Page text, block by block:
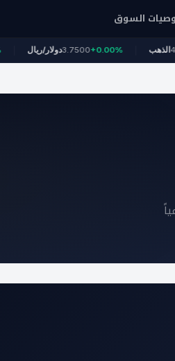
السوق
دولار/3.7500+0.00% الذهب 4,247